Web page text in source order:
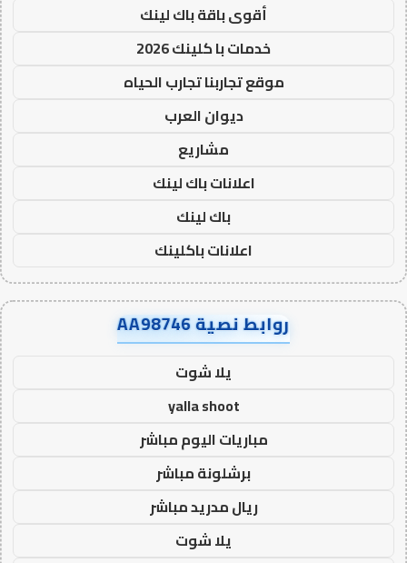
أقوى باقة باك لينك
خدمات با كلينك 2026
موقع تجاربنا تجارب الحياه
ديوان العرب
مشاريع
اعلانات باك لينك
باك لينك
اعلانات باكلينك
روابط نصية AA98746
يلا شوت
yalla shoot
مباريات اليوم مباشر
برشلونة مباشر
ريال مدريد مباشر
يلا شوت